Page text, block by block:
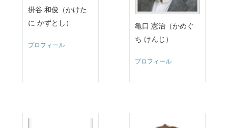
掛谷 和俊（かけた
に かずとし）
プロフィール
亀口 憲治（かめぐ
ち けんじ）
プロフィール